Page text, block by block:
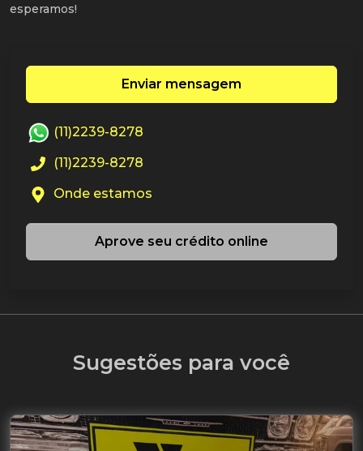
esperamos!
Enviar mensagem
(11)2239-8278
(11)2239-8278
Onde estamos
Aprove seu crédito online
Sugestões para você